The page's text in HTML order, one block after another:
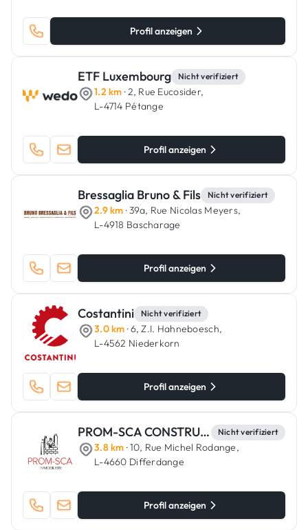
Profil anzeigen
ETF Luxembourg Nicht verifiziert
1.2 km · 2, Rue Eucosider,
L-4714 Pétange
Profil anzeigen
Bressaglia Bruno & Fils Nicht verifiziert
2.9 km · 39a, Rue Nicolas Meyers,
L-4918 Bascharage
Profil anzeigen
Costantini Nicht verifiziert
3.0 km · 6, Z.I. Hahneboesch,
L-4562 Niederkorn
Profil anzeigen
PROM-SCA CONSTRUCTIONS Nicht verifiziert
3.8 km · 10, Rue Michel Rodange,
L-4660 Differdange
Profil anzeigen